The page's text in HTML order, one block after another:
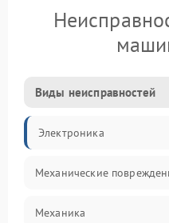
Виды неисправностей
Электроника
Механические
Механика